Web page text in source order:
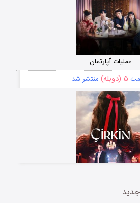
عملیات آپارتمان
۵ (دوبله) منتشر شد
سریال زشت